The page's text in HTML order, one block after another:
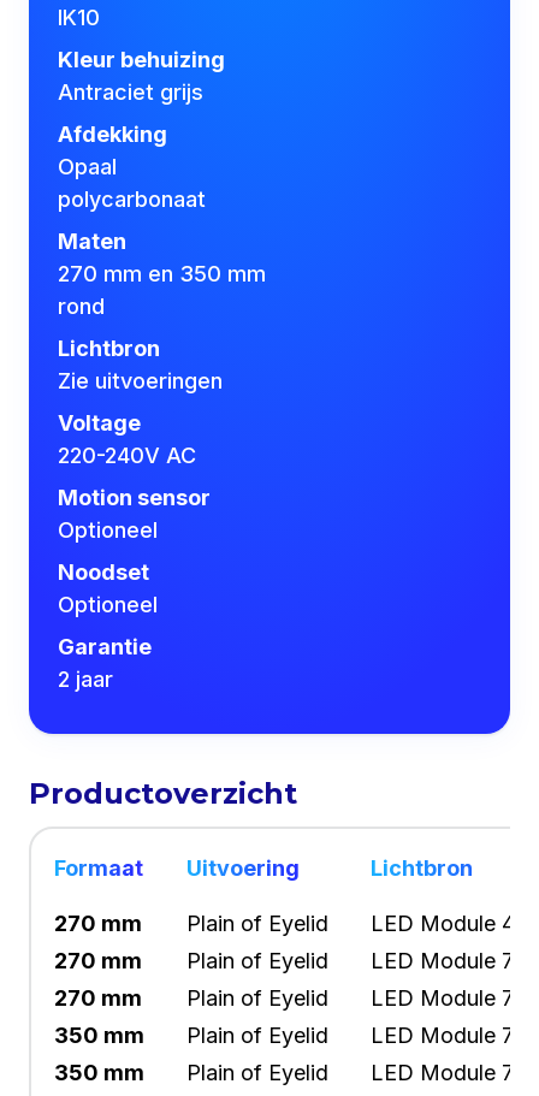
Productoverzicht
Formaat Uitvoering Lichtbron
270 mm Plain of Eyelid
LED Module 4
270 mm
Plain of Eyelid
LED Module 7
270 mm
Plain of Eyelid
LED Module 7
350 mm
Plain of Eyelid
LED Module 7
350 mm
Plain of Eyelid
LED Module 7
IK10
Kleur behuizing
Antraciet grijs
Afdekking
Opaal
polycarbonaat
Maten
270 mm en 350 mm
rond
Lichtbron
Zie uitvoeringen
Voltage
220-240V AC
Motion sensor
Optioneel
Noodset
Optioneel
Garantie
2 jaar